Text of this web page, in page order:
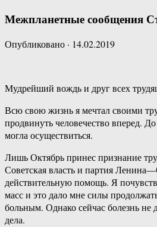
Межпланетные сообщения
Опубликовано · 14.02.2019
Мудрейший вождь и друг всех
Всю свою жизнь я мечтал своими
продвинуть человечество вперед.
могла осуществиться.
Лишь Октябрь принес признание
Советская власть и партия
действительную помощь. Я
масс и это дало мне силы
больным. Однако сейчас болезнь не
дела.